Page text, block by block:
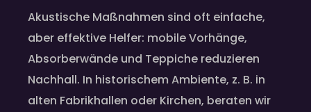
Akustische Maßnahmen sind oft einfache,
aber effektive Helfer: mobile Vorhänge,
Absorberwände und Teppiche reduzieren
Nachhall. In historischem Ambiente, z. B. in
alten Fabrikhallen oder Kirchen, beraten wir